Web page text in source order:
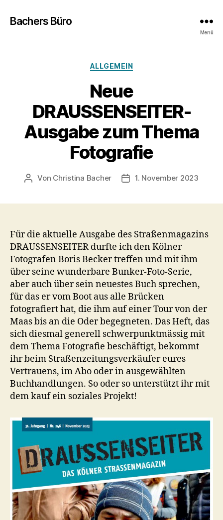
Bachers Büro
Menü
Kategorien
ALLGEMEIN
Neue
DRAUSSENSEITER-
Ausgabe zum Thema
Fotografie
Beitragsautor
Von Christina Bacher Veröffentlichungsdatum
1. November 2023
Für die aktuelle Ausgabe des Straßenmagazins
DRAUSSENSEITER durfte ich den Kölner
Fotografen Boris Becker treffen und mit ihm
über seine wunderbare Bunker-Foto-Serie,
aber auch über sein neuestes Buch sprechen,
für das er vom Boot aus alle Brücken
fotografiert hat, die ihm auf einer Tour von der
Maas bis an die Oder begegneten. Das Heft, das
sich diesmal generell schwerpunktmässig mit
dem Thema Fotografie beschäftigt, bekommt
ihr beim Straßenzeitungsverkäufer eures
Vertrauens, im Abo oder in ausgewählten
Buchhandlungen. So oder so unterstützt ihr mit
dem kauf ein soziales Projekt!